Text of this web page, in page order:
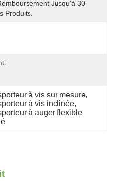
Jusqu'à 30
Produits.
à vis sur mesure,
à vis inclinée,
à auger flexible